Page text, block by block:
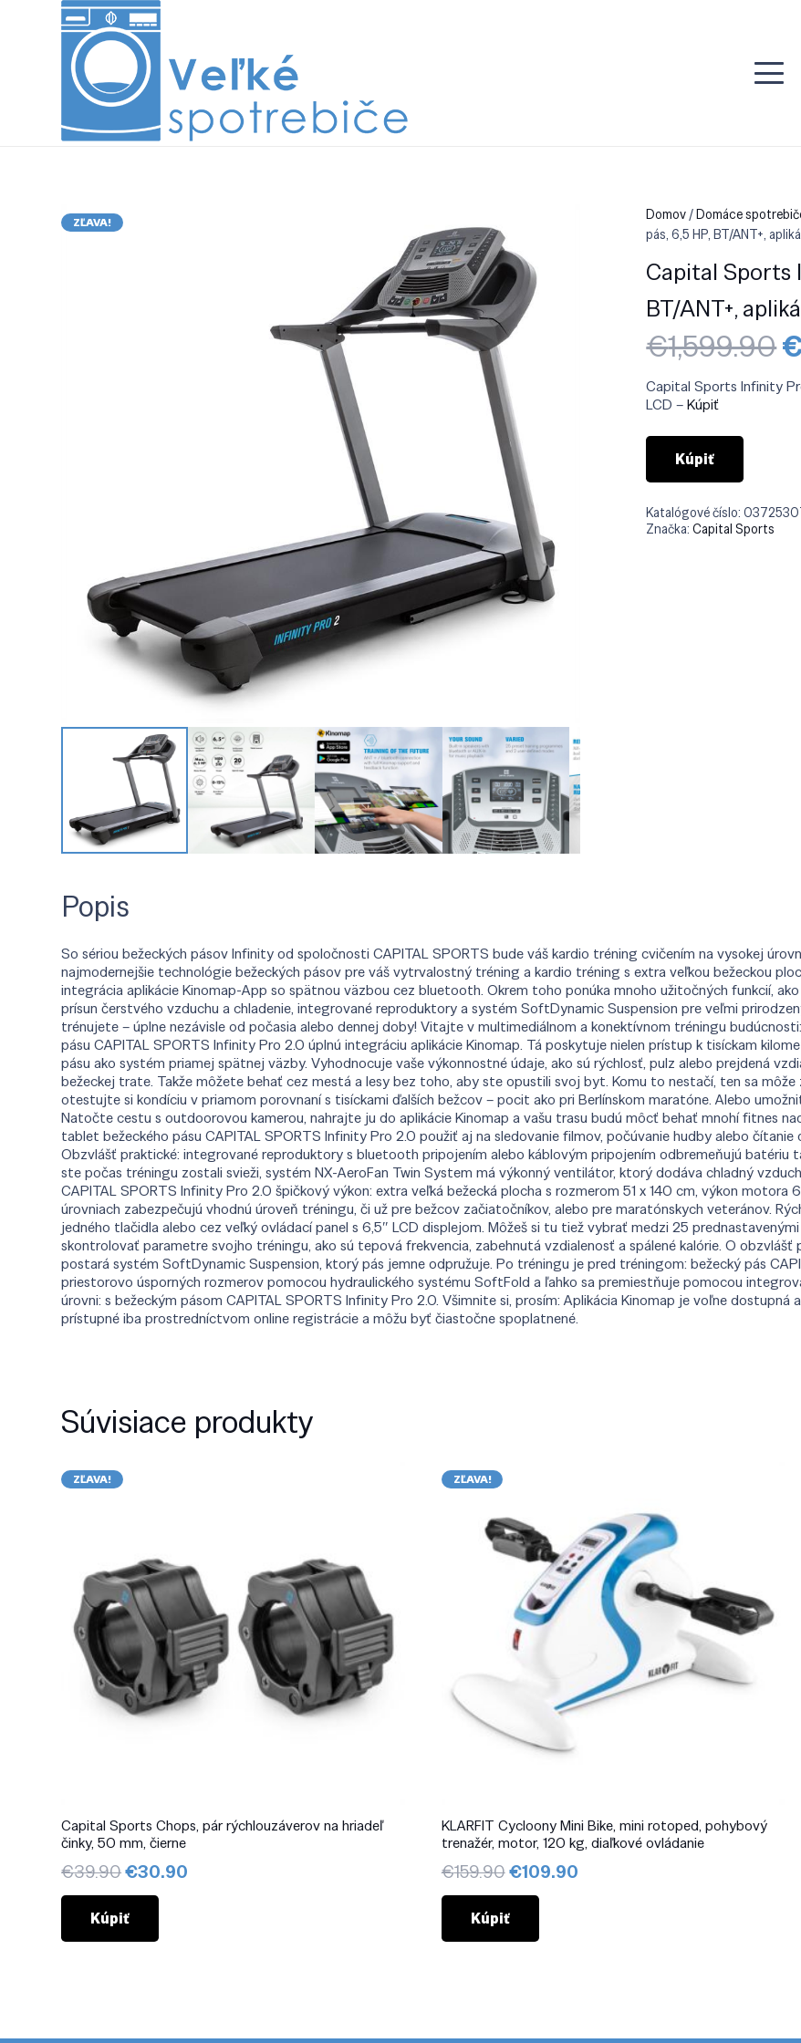
ZĽAVA! Domov/Domáce
pás, 6,5 HP, BT/ANT+,
Capital Sports
BT/ANT+,
€1,599.90
Capital Sports Infinity
LCD –Kúpiť
Kúpiť
Katalógové číslo:
Značka:Capital Sports
Popis
So sériou bežeckých pásov Infinity od spoločnosti CAPITAL SPORTS bude váš kardio tréning cvičením na vysokej
najmodernejšie technológie bežeckých pásov pre váš vytrvalostný tréning a kardio tréning s extra veľkou bežeckou
integrácia aplikácie Kinomap-App so spätnou väzbou cez bluetooth. Okrem toho ponúka mnoho užitočných funkcií,
prísun čerstvého vzduchu a chladenie, integrované reproduktory a systém SoftDynamic Suspension pre veľmi
trénujete – úplne nezávisle od počasia alebo dennej doby! Vitajte v multimediálnom a konektívnom tréningu
pásu CAPITAL SPORTS Infinity Pro 2.0 úplnú integráciu aplikácie Kinomap. Tá poskytuje nielen prístup k tisíckam
pásu ako systém priamej spätnej väzby. Vyhodnocuje vaše výkonnostné údaje, ako sú rýchlosť, pulz alebo prejdená
bežeckej trate. Takže môžete behať cez mestá a lesy bez toho, aby ste opustili svoj byt. Komu to nestačí, ten sa
otestujte si kondíciu v priamom porovnaní s tisíckami ďalších bežcov – pocit ako pri Berlínskom maratóne. Alebo
Natočte cestu s outdoorovou kamerou, nahrajte ju do aplikácie Kinomap a vašu trasu budú môcť behať mnohí fitnes
tablet bežeckého pásu CAPITAL SPORTS Infinity Pro 2.0 použiť aj na sledovanie filmov, počúvanie hudby alebo
Obzvlášť praktické: integrované reproduktory s bluetooth pripojením alebo káblovým pripojením odbremeňujú batériu
ste počas tréningu zostali svieži, systém NX-AeroFan Twin System má výkonný ventilátor, ktorý dodáva chladný
CAPITAL SPORTS Infinity Pro 2.0 špičkový výkon: extra veľká bežecká plocha s rozmerom 51 x 140 cm, výkon motora
úrovniach zabezpečujú vhodnú úroveň tréningu, či už pre bežcov začiatočníkov, alebo pre maratónskych veteránov.
jedného tlačidla alebo cez veľký ovládací panel s 6,5″ LCD displejom. Môžeš si tu tiež vybrať medzi 25
skontrolovať parametre svojho tréningu, ako sú tepová frekvencia, zabehnutá vzdialenosť a spálené kalórie. O
postará systém SoftDynamic Suspension, ktorý pás jemne odpružuje. Po tréningu je pred tréningom: bežecký pás
priestorovo úsporných rozmerov pomocou hydraulického systému SoftFold a ľahko sa premiestňuje pomocou
úrovni: s bežeckým pásom CAPITAL SPORTS Infinity Pro 2.0. Všimnite si, prosím: Aplikácia Kinomap je voľne
prístupné iba prostredníctvom online registrácie a môžu byť čiastočne spoplatnené.
Súvisiace produkty
ZĽAVA!
Capital Sports Chops, pár rýchlouzáverov na hriadeľ
činky, 50 mm, čierne
€39.90Pôvodná
cena
bola:
€39.90.
€30.90
Kúpiť
ZĽAVA!
KLARFIT Cycloony Mini Bike, mini rotoped, pohybový
trenažér, motor, 120 kg, diaľkové ovládanie
€159.90Pôvodná
cena
bola:
€159.90.
€109.90Aktuálna
Kúpiť